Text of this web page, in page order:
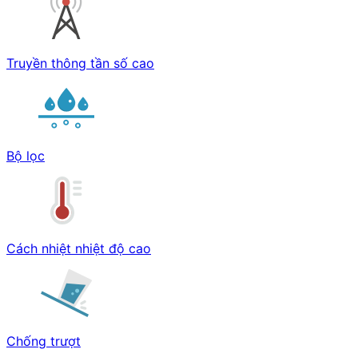
Truyền thông tần số cao
Bộ lọc
Cách nhiệt nhiệt độ cao
Chống trượt